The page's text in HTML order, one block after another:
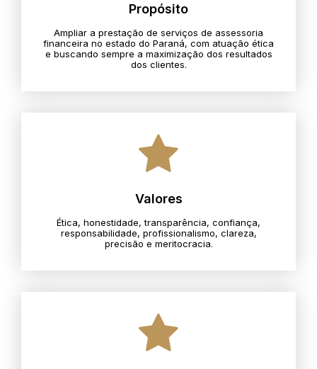
Propósito
Ampliar a prestação de serviços de assessoria
financeira no estado do Paraná, com atuação ética
e buscando sempre a maximização dos resultados
dos clientes.
Valores
Ética, honestidade, transparência, confiança,
responsabilidade, profissionalismo, clareza,
precisão e meritocracia.​